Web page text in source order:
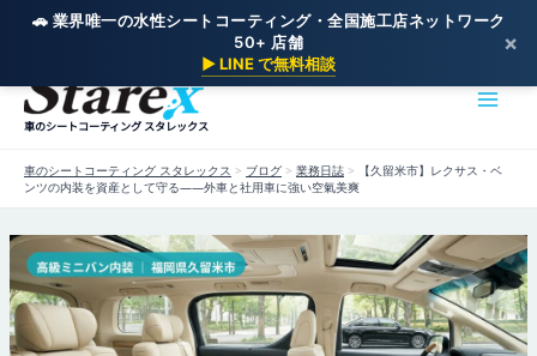
🚗 業界唯一の水性シートコーティング・全国施工店ネットワーク
50+ 店舗
▶ LINE で無料相談
×
容
車のシートコーティング スタレックス
車のシートコーティング スタレックス > ブログ > 業務日誌 >
【久留米市】レクサス・ベ
ンツの内装を資産として守る——外車と社用車に強い空氣美爽